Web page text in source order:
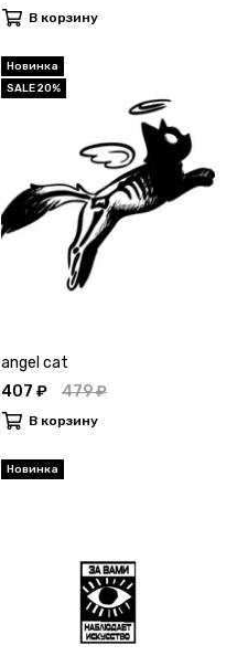
В корзину
Новинка
SALE 20%
angel cat
407 ₽
479 ₽
В корзину
Новинка